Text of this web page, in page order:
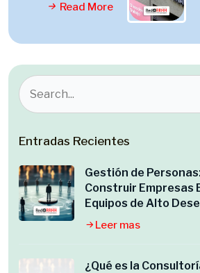
Read More
Entradas Recientes
Gestión de
Construir Empresas
Equipos de Alto
Leer mas
¿Qué es la